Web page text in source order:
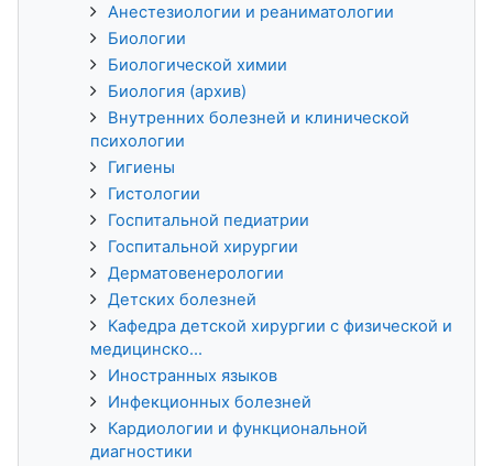
Анестезиологии и реаниматологии
Биологии
Биологической химии
Биология (архив)
Внутренних болезней и клинической
психологии
Гигиены
Гистологии
Госпитальной педиатрии
Госпитальной хирургии
Дерматовенерологии
Детских болезней
Кафедра детской хирургии с физической и
медицинско...
Иностранных языков
Инфекционных болезней
Кардиологии и функциональной
диагностики